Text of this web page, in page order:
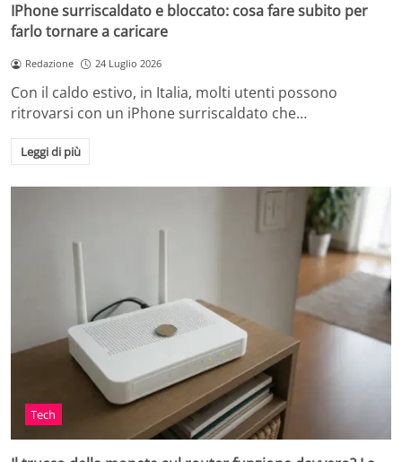
IPhone surriscaldato e bloccato: cosa fare subito per
farlo tornare a caricare
Redazione 24 Luglio 2026
Con il caldo estivo, in Italia, molti utenti possono
ritrovarsi con un iPhone surriscaldato che…
Leggi di più
Tech